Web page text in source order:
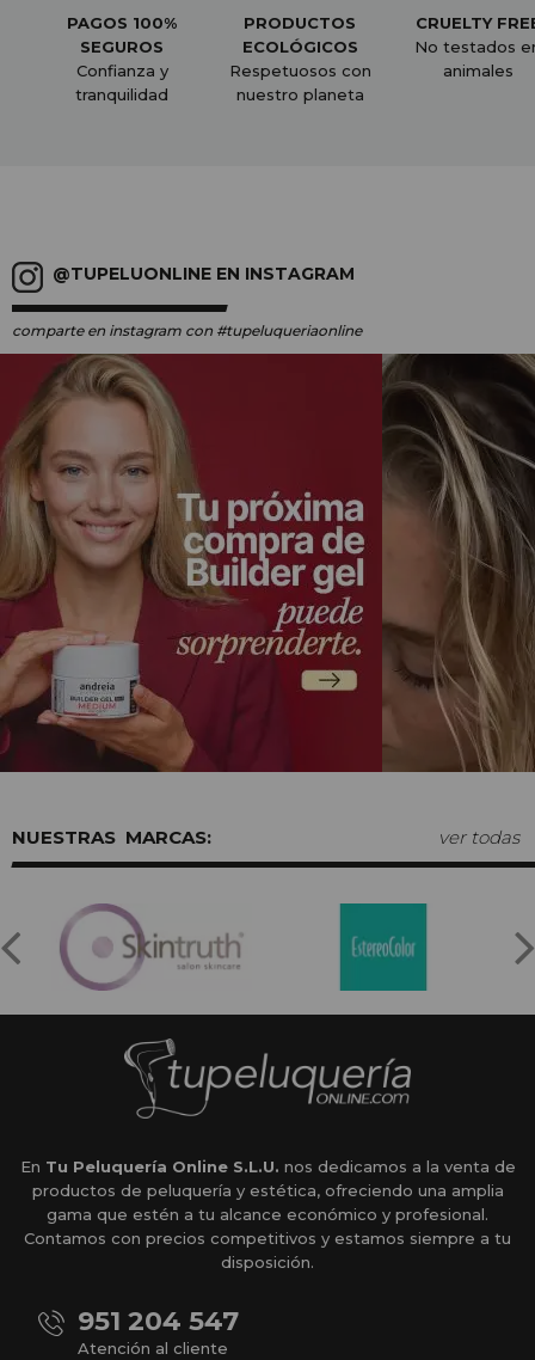
PAGOS 100%
SEGUROS
Confianza y
tranquilidad
PRODUCTOS
ECOLÓGICOS
Respetuosos con
nuestro planeta
CRUELTY
No testados
animales
@TUPELUONLINE EN INSTAGRAM
comparte en instagram con #tupeluqueriaonline
MARCAS: ver todas
En Tu Peluquería Online S.L.U. nos dedicamos a la venta de
productos de peluquería y estética, ofreciendo una amplia
gama que estén a tu alcance económico y profesional.
Contamos con precios competitivos y estamos siempre a tu
disposición.
951 204 547
Atención al cliente